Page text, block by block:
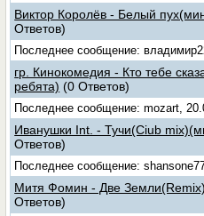
Виктор Королёв - Белый
Ответов)
Последнее сообщение:
гр. Кинокомедия - Кто тебе
ребята) (0 Ответов)
Последнее сообщение: mozart,
Иванушки Int. - Тучи(Ciub
Ответов)
Последнее сообщение:
Митя Фомин - Две
Ответов)